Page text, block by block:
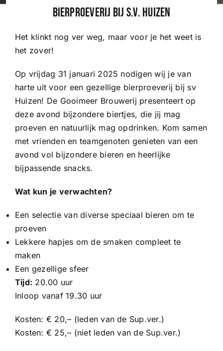
Wedstrijden
Trainingsschema
Leden
Clubinformatie
Het eerste
Organisatie
Commissies
ClubTV
Club van 100
Activiteiten
Bierproeverij bij s.v. Huizen
Het klinkt nog ver weg, maar voor je het weet is
het zover!
Op vrijdag 31 januari 2025 nodigen wij je van
harte uit voor een gezellige bierproeverij bij sv
Huizen! De Gooimeer Brouwerij presenteert op
deze avond bijzondere biertjes, die jij mag
proeven en natuurlijk mag opdrinken. Kom samen
met vrienden en teamgenoten genieten van een
avond vol bijzondere bieren en heerlijke
bijpassende snacks.
Wat kun je verwachten?
Een selectie van diverse speciaal bieren om te
proeven
Lekkere hapjes om de smaken compleet te
maken
Een gezellige sfeer
Tijd: 20.00 uur
Inloop vanaf 19.30 uur
Kosten: € 20,– (leden van de Sup.ver.)
Kosten: € 25,– (niet leden van de Sup.ver.)